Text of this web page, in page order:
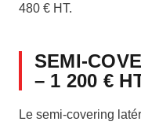
480 € HT.
SEMI-
– 1 200 €
Le semi-covering